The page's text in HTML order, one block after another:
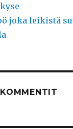
joka leikistä